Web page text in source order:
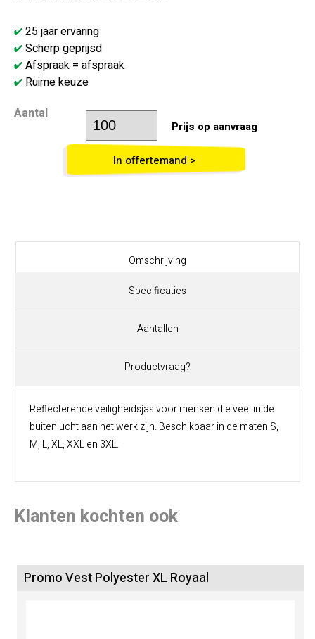
25 jaar ervaring
Scherp geprijsd
Afspraak = afspraak
Ruime keuze
Aantal
Prijs op aanvraag
In offertemand >
Omschrijving
Specificaties
Aantallen
Productvraag?
Reflecterende veiligheidsjas voor mensen die veel in de
buitenlucht aan het werk zijn. Beschikbaar in de maten S,
M, L, XL, XXL en 3XL.
Klanten kochten ook
Promo Vest Polyester XL Royaal